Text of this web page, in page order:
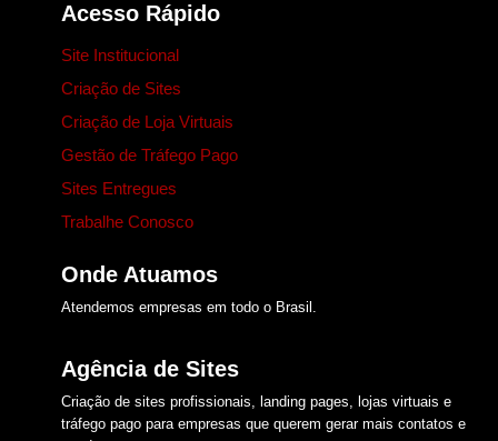
Acesso Rápido
Site Institucional
Criação de Sites
Criação de Loja Virtuais
Gestão de Tráfego Pago
Sites Entregues
Trabalhe Conosco
Onde Atuamos​
Atendemos empresas em todo o Brasil.
Agência de Sites
Criação de sites profissionais, landing pages, lojas virtuais e
tráfego pago para empresas que querem gerar mais contatos e